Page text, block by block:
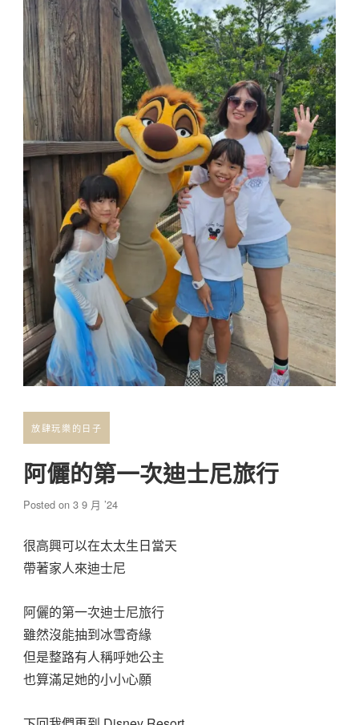
放肆玩樂的日子
阿儷的第一次迪士尼旅行
Posted on3 9 月 ’24
很高興可以在太太生日當天
帶著家人來迪士尼
阿儷的第一次迪士尼旅行
雖然沒能抽到冰雪奇緣
但是整路有人稱呼她公主
也算滿足她的小小心願